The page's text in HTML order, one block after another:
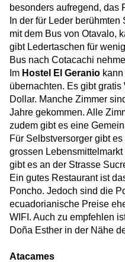
besonders aufregend, das
In der für Leder
mit dem Bus von Otavalo,
gibt Ledertaschen für
Bus nach Cotacachi
Im Hostel El Geranio
übernachten. Es gibt
Dollar. Manche Zimmer
Jahre gekommen. Alle
zudem gibt es eine
Für Selbstversorger gibt
grossen
gibt es an der Strasse
Ein gutes Restaurant ist
Poncho. Jedoch sind die
ecuadorianische Preise
WIFI. Auch zu empfehlen
Doña Esther in der Nähe
Atacames